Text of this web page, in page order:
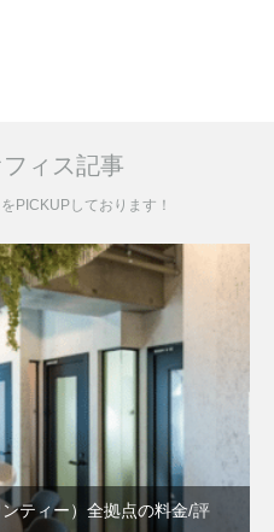
ィス記事
PICKUPしております！
ティー）全拠点の料金/評